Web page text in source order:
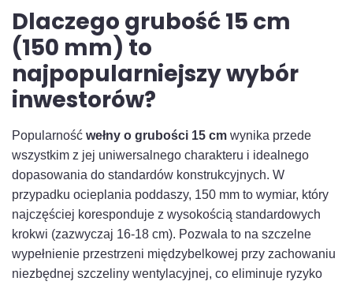
Dlaczego grubość 15 cm
(150 mm) to
najpopularniejszy wybór
inwestorów?
Popularność wełny o grubości 15 cm wynika przede
wszystkim z jej uniwersalnego charakteru i idealnego
dopasowania do standardów konstrukcyjnych. W
przypadku ocieplania poddaszy, 150 mm to wymiar, który
najczęściej koresponduje z wysokością standardowych
krokwi (zazwyczaj 16-18 cm). Pozwala to na szczelne
wypełnienie przestrzeni międzybelkowej przy zachowaniu
niezbędnej szczeliny wentylacyjnej, co eliminuje ryzyko